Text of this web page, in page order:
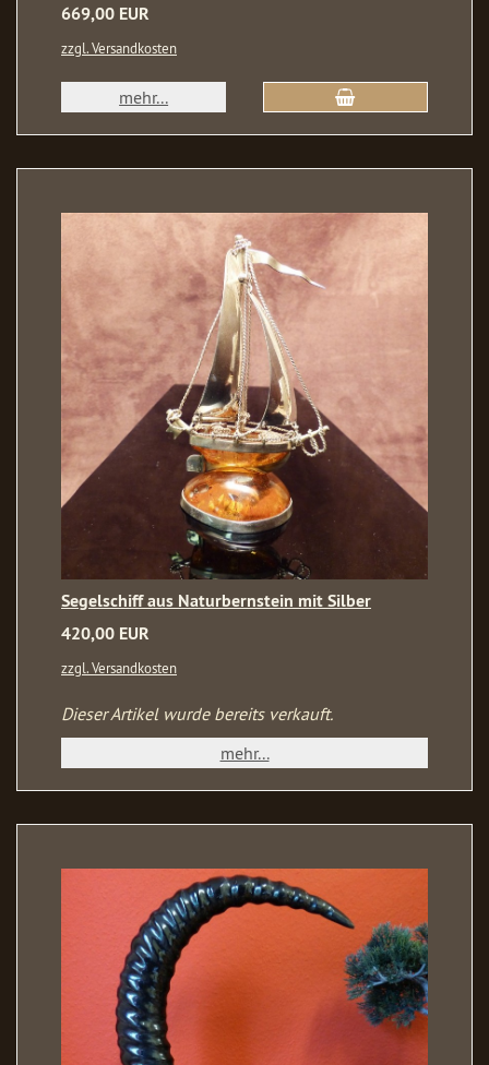
669,00 EUR
zzgl. Versandkosten
mehr...
Segelschiff aus Naturbernstein mit Silber
420,00 EUR
zzgl. Versandkosten
Dieser Artikel wurde bereits verkauft.
mehr...